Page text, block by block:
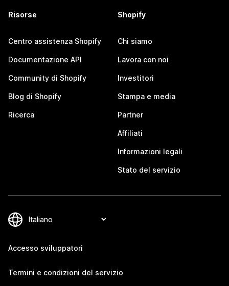
Risorse
Centro assistenza Shopify
Documentazione API
Community di Shopify
Blog di Shopify
Ricerca
Shopify
Chi siamo
Lavora con noi
Investitori
Stampa e media
Partner
Affiliati
Informazioni legali
Stato del servizio
Accesso sviluppatori
Termini e condizioni del servizio